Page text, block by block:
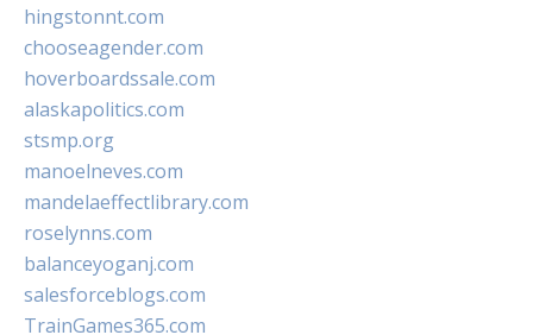
hingstonnt.com
chooseagender.com
hoverboardssale.com
alaskapolitics.com
stsmp.org
manoelneves.com
mandelaeffectlibrary.com
roselynns.com
balanceyoganj.com
salesforceblogs.com
TrainGames365.com